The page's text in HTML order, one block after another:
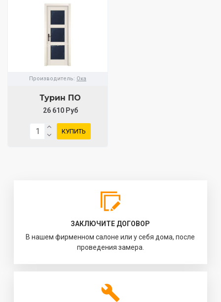
Производитель: Ока
Турин ПО
26 610 Руб
КУПИТЬ
ЗАКЛЮЧИТЕ ДОГОВОР
В нашем фирменном салоне или у себя дома, после
проведения замера.